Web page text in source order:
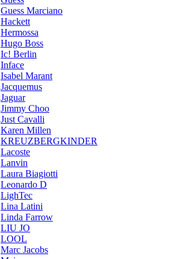
Guess Marciano
Hackett
Hermossa
Hugo Boss
Ic! Berlin
Inface
Isabel Marant
Jacquemus
Jaguar
Jimmy Choo
Just Cavalli
Karen Millen
KREUZBERGKINDER
Lacoste
Lanvin
Laura Biagiotti
Leonardo D
LighTec
Lina Latini
Linda Farrow
LIU JO
LOOL
Marc Jacobs